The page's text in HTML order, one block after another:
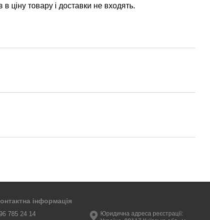
ціну товару і доставки не входять.
інформація
785 24 14
Юридична адреса реєстрації: